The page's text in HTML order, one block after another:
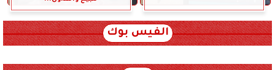
الفيس بوك